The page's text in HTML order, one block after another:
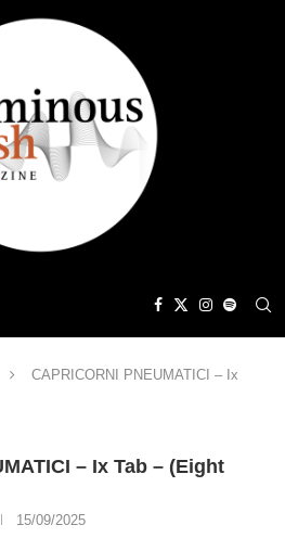
CAPRICORNI PNEUMATICI – Ix
– Ix Tab – (Eight
15/09/2025